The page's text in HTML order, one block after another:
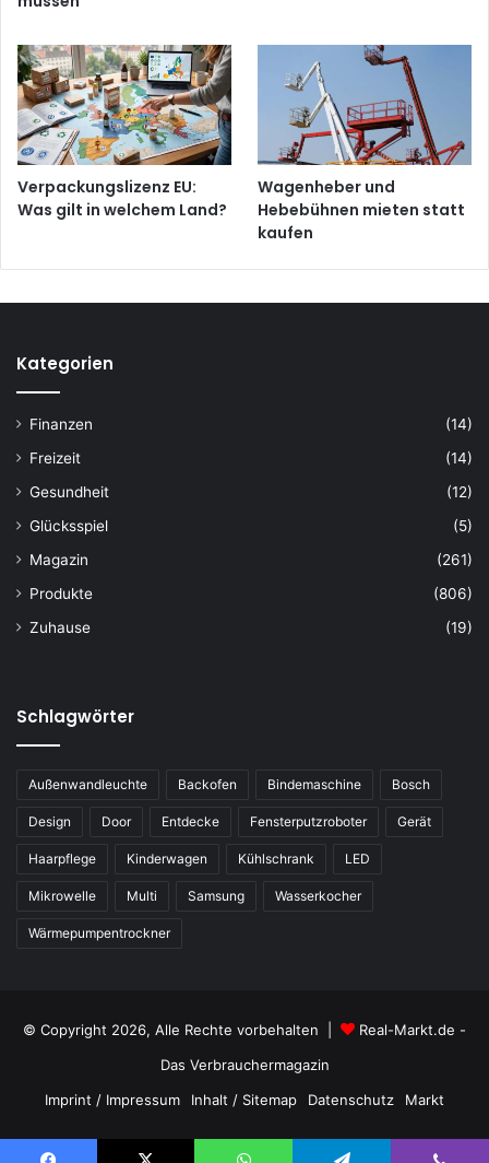
Verpackungslizenz EU:
Was gilt in welchem Land?
Wagenheber und
Hebebühnen mieten statt
kaufen
Kategorien
Finanzen
(14)
Freizeit
(14)
Gesundheit
(12)
Glücksspiel
(5)
Magazin
(261)
Produkte
(806)
Zuhause
(19)
Schlagwörter
Außenwandleuchte Backofen Bindemaschine Bosch
Design Door Entdecke Fensterputzroboter Gerät
Haarpflege Kinderwagen Kühlschrank LED
Mikrowelle Multi Samsung Wasserkocher
Wärmepumpentrockner
© Copyright 2026, Alle Rechte vorbehalten |
Real-Markt.de -
Das Verbrauchermagazin
Imprint / Impressum
Inhalt / Sitemap Datenschutz Markt